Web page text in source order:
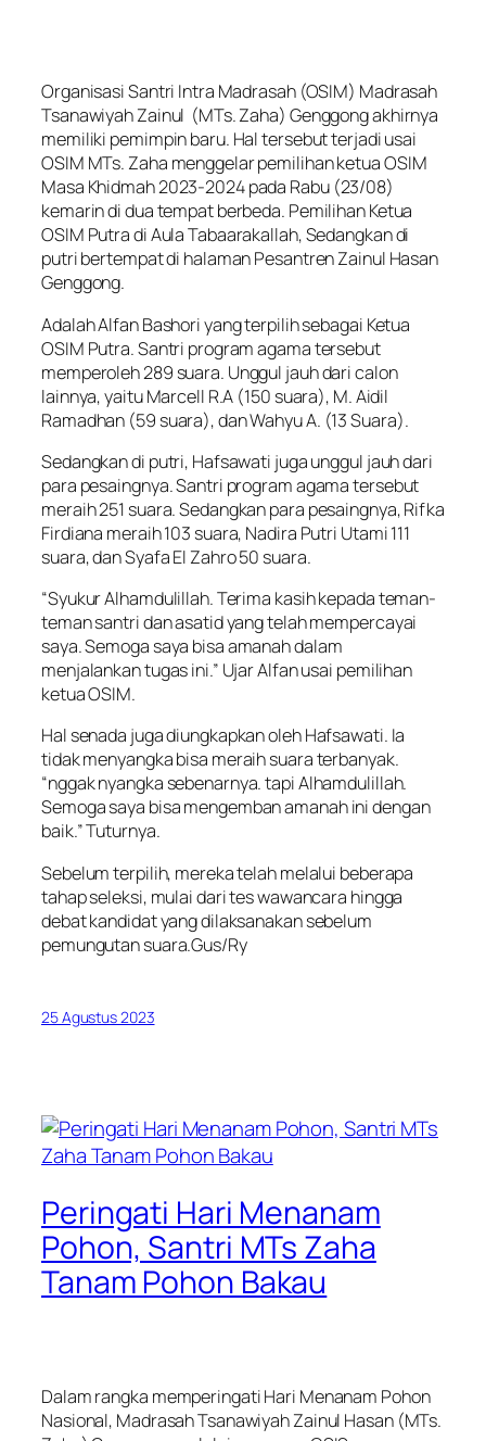
Organisasi Santri Intra Madrasah (OSIM) Madrasah
Tsanawiyah Zainul (MTs. Zaha) Genggong akhirnya
memiliki pemimpin baru. Hal tersebut terjadi usai
OSIM MTs. Zaha menggelar pemilihan ketua OSIM
Masa Khidmah 2023-2024 pada Rabu (23/08)
kemarin di dua tempat berbeda. Pemilihan Ketua
OSIM Putra di Aula Tabaarakallah, Sedangkan di
putri bertempat di halaman Pesantren Zainul Hasan
Genggong.
Adalah Alfan Bashori yang terpilih sebagai Ketua
OSIM Putra. Santri program agama tersebut
memperoleh 289 suara. Unggul jauh dari calon
lainnya, yaitu Marcell R.A (150 suara), M. Aidil
Ramadhan (59 suara), dan Wahyu A. (13 Suara).
Sedangkan di putri, Hafsawati juga unggul jauh dari
para pesaingnya. Santri program agama tersebut
meraih 251 suara. Sedangkan para pesaingnya, Rifka
Firdiana meraih 103 suara, Nadira Putri Utami 111
suara, dan Syafa El Zahro 50 suara.
“Syukur Alhamdulillah. Terima kasih kepada teman-
teman santri dan asatid yang telah mempercayai
saya. Semoga saya bisa amanah dalam
menjalankan tugas ini.” Ujar Alfan usai pemilihan
ketua OSIM.
Hal senada juga diungkapkan oleh Hafsawati. Ia
tidak menyangka bisa meraih suara terbanyak.
“nggak nyangka sebenarnya. tapi Alhamdulillah.
Semoga saya bisa mengemban amanah ini dengan
baik.” Tuturnya.
Sebelum terpilih, mereka telah melalui beberapa
tahap seleksi, mulai dari tes wawancara hingga
debat kandidat yang dilaksanakan sebelum
pemungutan suara.Gus/Ry
25 Agustus 2023
Peringati Hari Menanam
Pohon, Santri MTs Zaha
Tanam Pohon Bakau
Dalam rangka memperingati Hari Menanam Pohon
Nasional, Madrasah Tsanawiyah Zainul Hasan (MTs.